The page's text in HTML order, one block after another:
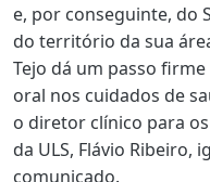
e, por conseguinte, do
do território da sua
Tejo dá um passo
oral nos cuidados de
o diretor clínico para
da ULS, Flávio Ribeiro,
comunicado.